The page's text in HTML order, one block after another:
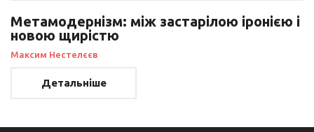
Метамодернізм: між застарілою іронією і
новою щирістю
Максим Нестелєєв
Детальніше